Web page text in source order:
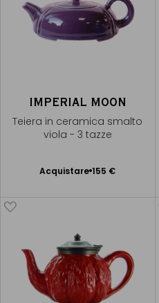
IMPERIAL MOON
Teiera in ceramica smalto
viola - 3 tazze
Acquistare 155 €
Aggiungere